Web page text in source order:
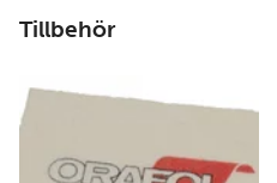
Tillbehör